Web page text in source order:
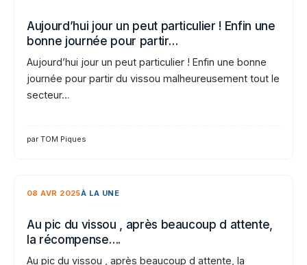
Aujourd’hui jour un peut particulier ! Enfin une
bonne journée pour partir…
Aujourd’hui jour un peut particulier ! Enfin une bonne
journée pour partir du vissou malheureusement tout le
secteur…
par TOM Piques
08 AVR 2025À LA UNE
Au pic du vissou , après beaucoup d attente,
la récompense….
Au pic du vissou , après beaucoup d attente, la